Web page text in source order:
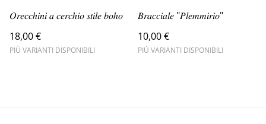
𝑂𝑟𝑒𝑐𝑐ℎ𝑖𝑛𝑖 𝑎 𝑐𝑒𝑟𝑐ℎ𝑖𝑜 𝑠𝑡𝑖𝑙𝑒 𝑏𝑜ℎ𝑜
18,00 €
PIÙ VARIANTI DISPONIBILI
𝐵𝑟𝑎𝑐𝑐𝑖𝑎𝑙𝑒 "𝑃𝑙𝑒𝑚𝑚𝑖𝑟𝑖𝑜"
10,00 €
PIÙ VARIANTI DISPONIBILI